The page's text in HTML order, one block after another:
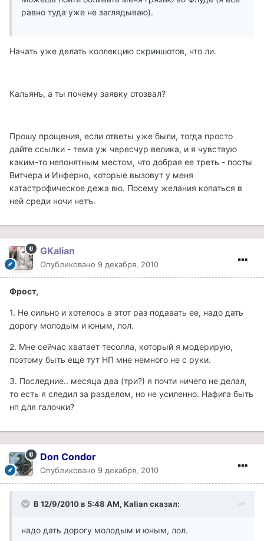
равно туда уже не заглядываю).
Начать уже делать коллекцию скриншотов, что ли.
Кальянъ, а ты почему заявку отозвал?
Прошу прощения, если ответы уже были, тогда просто
дайте ссылки - тема уж чересчур велика, и я чувствую
каким-то непонятным местом, что добрая ее треть - посты
Витчера и Инферно, которые вызовут у меня
катастрофическое дежа вю. Посему желания копаться в
ней среди ночи нетъ.
GKalian
Опубликовано 9 декабря, 2010
Фрост,
1. Не сильно и хотелось в этот раз подавать ее, надо дать
дорогу молодым и юным, лол.
2. Мне сейчас хватает тесолла, который я модерирую,
поэтому быть еще тут НП мне немного не с руки.
3. Последние.. месяца два (три?) я почти ничего не делал,
то есть я следил за разделом, но не усиленно. Нафига быть
нп для галочки?
Don Condor
Опубликовано 9 декабря, 2010
В 12/9/2010 в 5:48 AM, Kalian сказал:
надо дать дорогу молодым и юным, лол.